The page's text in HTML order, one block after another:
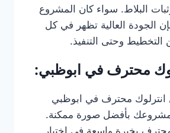
البلاط. سواء كان المشروع
الجودة العالية تظهر في كل
التخطيط وحتى التنفيذ.
محترف في ابوظبي:
انترلوك محترف في ابوظبي
بأفضل صورة ممكنة.